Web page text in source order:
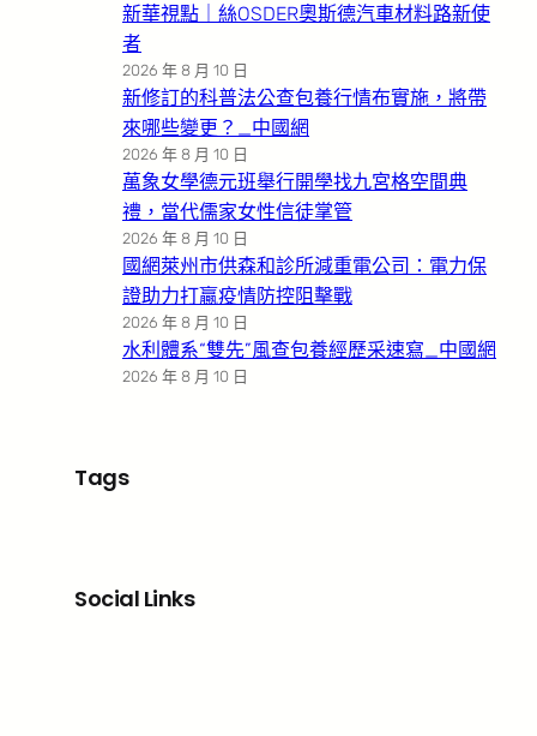
新華視點｜絲OSDER奧斯德汽車材料路新使
者
2026 年 8 月 10 日
新修訂的科普法公查包養行情布實施，將帶
來哪些變更？_中國網
2026 年 8 月 10 日
萬象女學德元班舉行開學找九宮格空間典
禮，當代儒家女性信徒掌管
2026 年 8 月 10 日
國網萊州市供森和診所減重電公司：電力保
證助力打贏疫情防控阻擊戰
2026 年 8 月 10 日
水利體系“雙先”風查包養經歷采速寫_中國網
2026 年 8 月 10 日
Tags
Social Links